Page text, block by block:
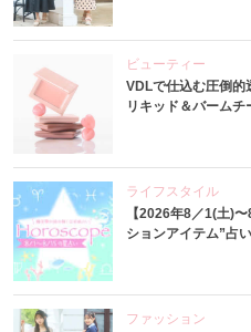
ビューティー
VDLで仕込む圧倒
リキッド＆バームチ
ライフスタイル
【2026年8／1(土)
ションアイテム”占
ファッション